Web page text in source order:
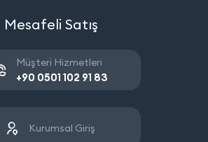
Mesafeli Satış
Müşteri Hizmetleri
+90 0501 102 91 83
Kurumsal Giriş